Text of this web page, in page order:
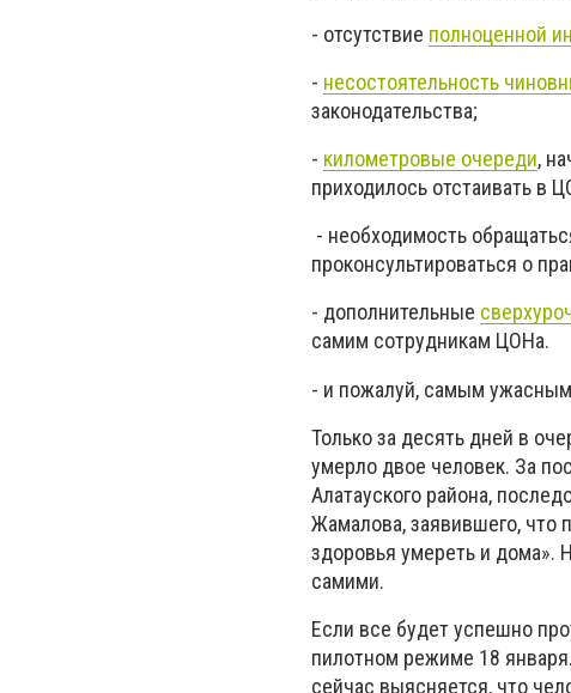
- отсутствие полноценной
- несостоятельность
законодательства;
- километровые очереди,
приходилось отстаивать в
- необходимость
проконсультироваться о
- дополнительные
самим сотрудникам ЦОНа.
- и пожалуй, самым
Только за десять дней в
умерло двое человек. За
Алатауского района,
Жамалова, заявившего, что
здоровья умереть и дома».
самими.
Если все будет успешно
пилотном режиме 18
сейчас выясняется, что